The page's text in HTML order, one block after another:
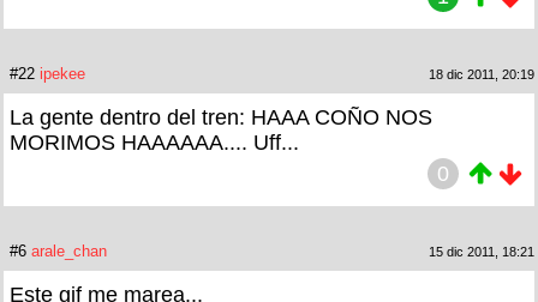
#22 ipekee 18 dic 2011, 20:19
La gente dentro del tren: HAAA COÑO NOS
MORIMOS HAAAAAA.... Uff...
0
#6 arale_chan 15 dic 2011, 18:21
Este gif me marea...